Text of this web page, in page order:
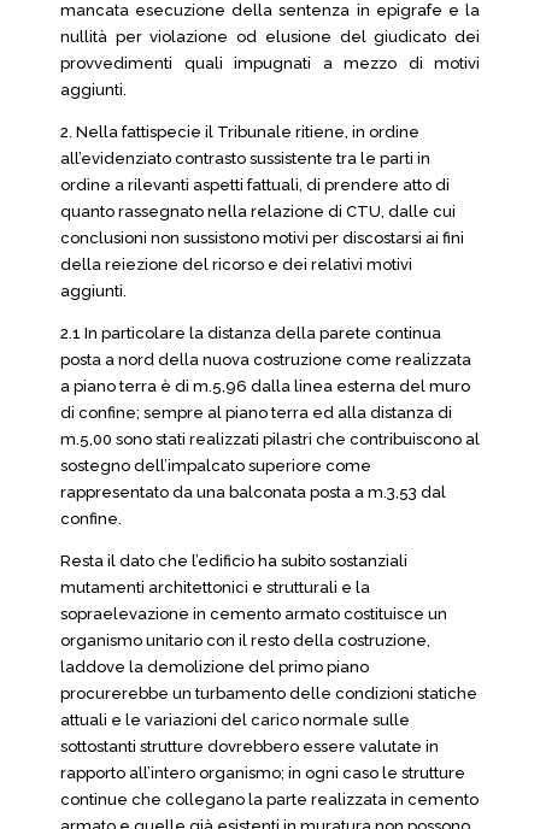
mancata esecuzione della sentenza in epigrafe e la
nullità per violazione od elusione del giudicato dei
provvedimenti quali impugnati a mezzo di motivi
aggiunti.
2. Nella fattispecie il Tribunale ritiene, in ordine
all’evidenziato contrasto sussistente tra le parti in
ordine a rilevanti aspetti fattuali, di prendere atto di
quanto rassegnato nella relazione di CTU, dalle cui
conclusioni non sussistono motivi per discostarsi ai fini
della reiezione del ricorso e dei relativi motivi
aggiunti.
2.1 In particolare la distanza della parete continua
posta a nord della nuova costruzione come realizzata
a piano terra è di m.5,96 dalla linea esterna del muro
di confine; sempre al piano terra ed alla distanza di
m.5,00 sono stati realizzati pilastri che contribuiscono al
sostegno dell’impalcato superiore come
rappresentato da una balconata posta a m.3,53 dal
confine.
Resta il dato che l’edificio ha subito sostanziali
mutamenti architettonici e strutturali e la
sopraelevazione in cemento armato costituisce un
organismo unitario con il resto della costruzione,
laddove la demolizione del primo piano
procurerebbe un turbamento delle condizioni statiche
attuali e le variazioni del carico normale sulle
sottostanti strutture dovrebbero essere valutate in
rapporto all’intero organismo; in ogni caso le strutture
continue che collegano la parte realizzata in cemento